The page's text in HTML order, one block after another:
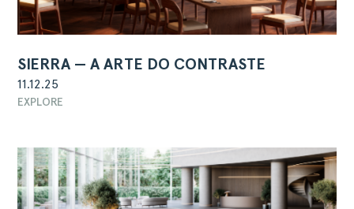
SIERRA — A ARTE DO CONTRASTE
11.12.25
EXPLORE